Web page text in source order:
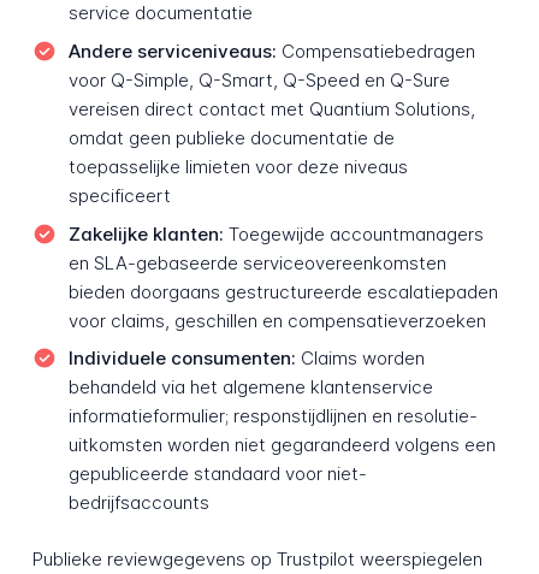
service documentatie
Andere serviceniveaus: Compensatiebedragen
voor Q-Simple, Q-Smart, Q-Speed en Q-Sure
vereisen direct contact met Quantium Solutions,
omdat geen publieke documentatie de
toepasselijke limieten voor deze niveaus
specificeert
Zakelijke klanten: Toegewijde accountmanagers
en SLA-gebaseerde serviceovereenkomsten
bieden doorgaans gestructureerde escalatiepaden
voor claims, geschillen en compensatieverzoeken
Individuele consumenten: Claims worden
behandeld via het algemene klantenservice
informatieformulier; responstijdlijnen en resolutie-
uitkomsten worden niet gegarandeerd volgens een
gepubliceerde standaard voor niet-
bedrijfsaccounts
Publieke reviewgegevens op Trustpilot weerspiegelen